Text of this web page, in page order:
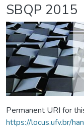
SBQP 2015
Permanent URI for
https://locus.ufv.br/